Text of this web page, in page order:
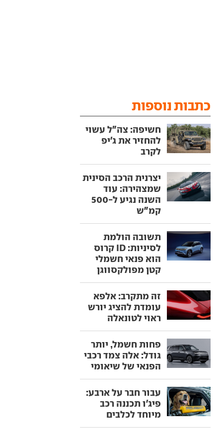
כתבות נוספות
חשיפה: צה"ל עשוי
להחזיר את ג'יפ
לקרב
יצרנית הרכב הסינית
שמצהירה: עוד
השנה נגיע ל-500
קמ"ש
תשובה הולמת
לסיניות: ID קרוס
הוא פנאי חשמלי
קטן מפולקסווגן
זה מתקרב: אלפא
עומדת להציג יורש
ראוי לטונאלה
פחות חשמל, יותר
גודל: אלה צמד רכבי
הפנאי של שיאומי
עבור חבר על ארבע:
פיג'ו תכננה רכב
מיוחד לכלבים